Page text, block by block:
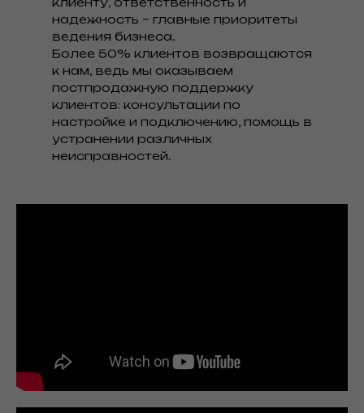
надежность – главные приоритеты
ведения бизнеса.
Более 50% клиентов возвращаются
к нам, ведь мы оказываем
постпродажную поддержку
клиентов: консультации по
настройке и подключению, помощь в
устранении различных
неисправностей.